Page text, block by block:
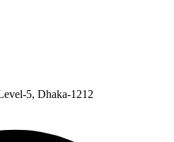
5, Dhaka-1212